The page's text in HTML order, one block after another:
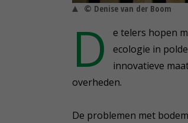
© Denise van der Boom
D
e telers hopen
ecologie in
innovatieve
overheden.
De problemen met